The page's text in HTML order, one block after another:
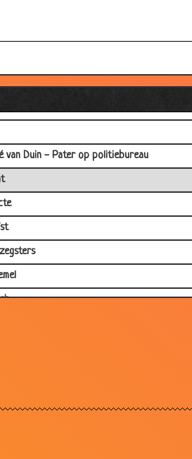
van Duin - Pater op politiebureau